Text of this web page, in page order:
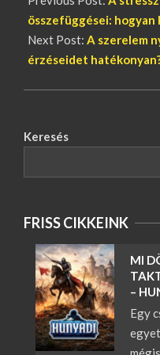
összefüggései:
Next Post: A szerelem
érzéseidet
Keresés
FRISS CIKKEINK
MI
–
Egy